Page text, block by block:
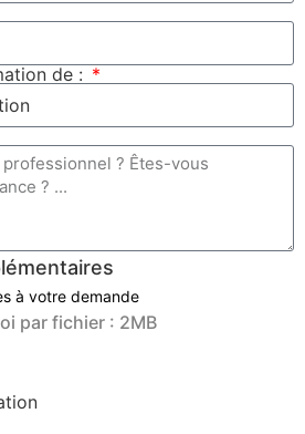
de :
à votre demande
par fichier : 2MB